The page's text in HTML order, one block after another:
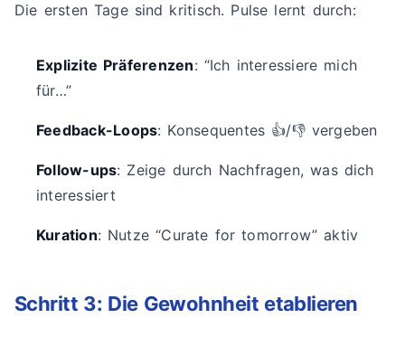
Die ersten Tage sind kritisch. Pulse lernt durch:
Explizite Präferenzen: “Ich interessiere mich
für…”
Feedback-Loops: Konsequentes 👍/👎 vergeben
Follow-ups: Zeige durch Nachfragen, was dich
interessiert
Kuration: Nutze “Curate for tomorrow” aktiv
Schritt 3: Die Gewohnheit etablieren